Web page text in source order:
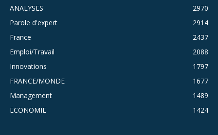
ANALYSES
2970
Parole d'expert
2914
France
2437
Emploi/Travail
2088
Innovations
1797
FRANCE/MONDE
1677
Management
1489
ECONOMIE
1424